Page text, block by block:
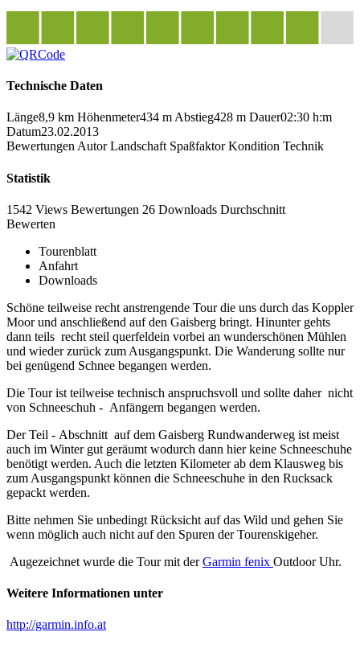
Technische Daten
Länge8,9 km Höhenmeter434 m Abstieg428 m Dauer02:30 h:m
Datum23.02.2013
Bewertungen Autor Landschaft Spaßfaktor Kondition Technik
Statistik
1542 Views Bewertungen 26 Downloads Durchschnitt
Bewerten
Tourenblatt
Anfahrt
Downloads
Schöne teilweise recht anstrengende Tour die uns durch das Koppler
Moor und anschließend auf den Gaisberg bringt. Hinunter gehts
dann teils recht steil querfeldein vorbei an wunderschönen Mühlen
und wieder zurück zum Ausgangspunkt. Die Wanderung sollte nur
bei genügend Schnee begangen werden.
Die Tour ist teilweise technisch anspruchsvoll und sollte daher nicht
von Schneeschuh - Anfängern begangen werden.
Der Teil - Abschnitt auf dem Gaisberg Rundwanderweg ist meist
auch im Winter gut geräumt wodurch dann hier keine Schneeschuhe
benötigt werden. Auch die letzten Kilometer ab dem Klausweg bis
zum Ausgangspunkt können die Schneeschuhe in den Rucksack
gepackt werden.
Bitte nehmen Sie unbedingt Rücksicht auf das Wild und gehen Sie
wenn möglich auch nicht auf den Spuren der Tourenskigeher.
Augezeichnet wurde die Tour mit derGarmin fenix Outdoor Uhr.
Weitere Informationen unter
http://garmin.info.at